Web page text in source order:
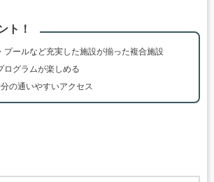
ト！
プールなど充実した施設が揃った複合施設
ログラムが楽しめる
の通いやすいアクセス